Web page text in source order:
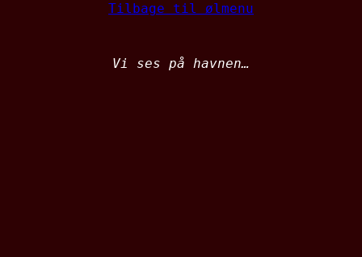
Tilbage til ølmenu
Vi ses på havnen…